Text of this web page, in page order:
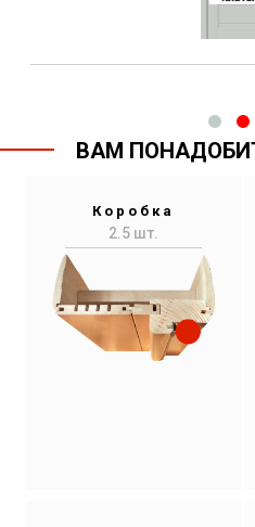
ВАМ
Коробка
2.5 шт.